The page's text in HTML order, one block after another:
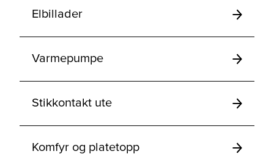
Elbillader
Varmepumpe
Stikkontakt ute
Komfyr og platetopp